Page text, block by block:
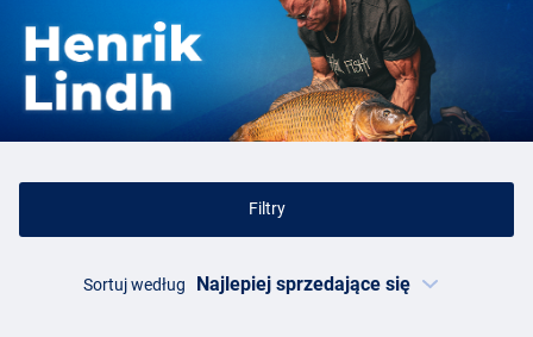
Filtry
Sortuj według